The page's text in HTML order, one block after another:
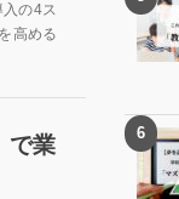
の4ス
高める
で業